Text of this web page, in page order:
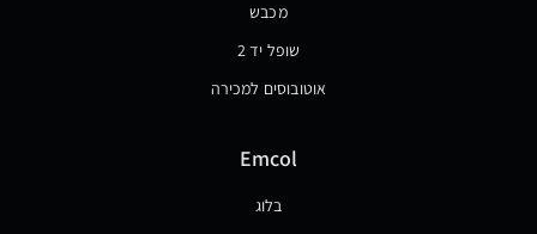
מכבש
שופל יד 2
אוטובוסים למכירה
Emcol
בלוג